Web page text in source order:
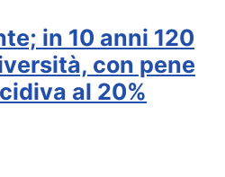
in 10 anni 120
con pene
al 20%